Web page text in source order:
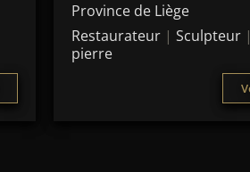
Province de Liège
Restaurateur |Sculpteur
pierre